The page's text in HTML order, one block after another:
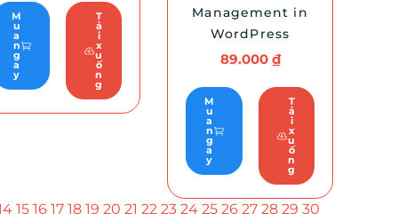
M
u
a
n
g
a
y
T
ả
i
x
u
ố
n
g
Management in
WordPress
89.000 ₫
M
u
a
n
g
a
y
T
ả
i
x
u
ố
n
g
15 16 17 18 19 20 21 22 23 24 25 26 27 28 29 30